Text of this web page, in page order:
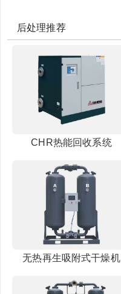
后处理推荐
CHR热能回收系统
无热再生吸附式干燥机